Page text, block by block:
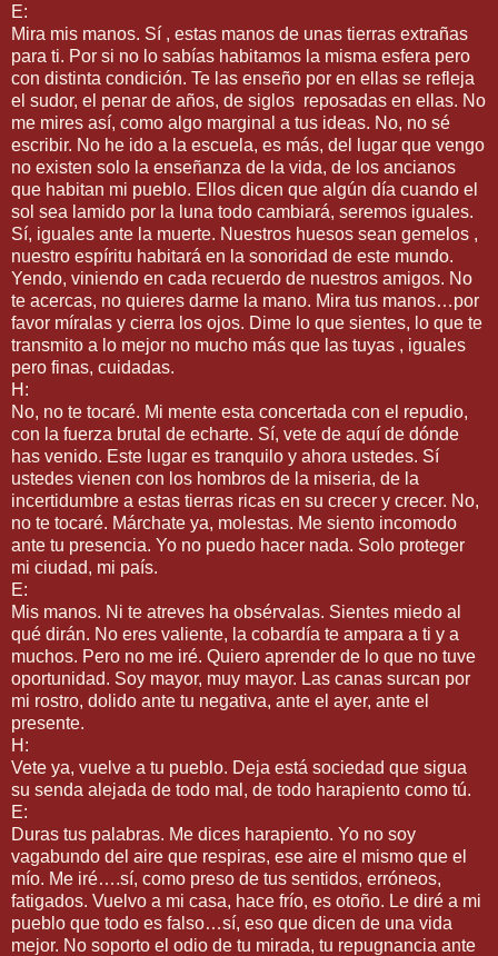
E:
Mira mis manos. Sí , estas manos de unas tierras extrañas
para ti. Por si no lo sabías habitamos la misma esfera pero
con distinta condición. Te las enseño por en ellas se refleja
el sudor, el penar de años, de siglos reposadas en ellas. No
me mires así, como algo marginal a tus ideas. No, no sé
escribir. No he ido a la escuela, es más, del lugar que vengo
no existen solo la enseñanza de la vida, de los ancianos
que habitan mi pueblo. Ellos dicen que algún día cuando el
sol sea lamido por la luna todo cambiará, seremos iguales.
Sí, iguales ante la muerte. Nuestros huesos sean gemelos ,
nuestro espíritu habitará en la sonoridad de este mundo.
Yendo, viniendo en cada recuerdo de nuestros amigos. No
te acercas, no quieres darme la mano. Mira tus manos…por
favor míralas y cierra los ojos. Dime lo que sientes, lo que te
transmito a lo mejor no mucho más que las tuyas , iguales
pero finas, cuidadas.
H:
No, no te tocaré. Mi mente esta concertada con el repudio,
con la fuerza brutal de echarte. Sí, vete de aquí de dónde
has venido. Este lugar es tranquilo y ahora ustedes. Sí
ustedes vienen con los hombros de la miseria, de la
incertidumbre a estas tierras ricas en su crecer y crecer. No,
no te tocaré. Márchate ya, molestas. Me siento incomodo
ante tu presencia. Yo no puedo hacer nada. Solo proteger
mi ciudad, mi país.
E:
Mis manos. Ni te atreves ha obsérvalas. Sientes miedo al
qué dirán. No eres valiente, la cobardía te ampara a ti y a
muchos. Pero no me iré. Quiero aprender de lo que no tuve
oportunidad. Soy mayor, muy mayor. Las canas surcan por
mi rostro, dolido ante tu negativa, ante el ayer, ante el
presente.
H:
Vete ya, vuelve a tu pueblo. Deja está sociedad que sigua
su senda alejada de todo mal, de todo harapiento como tú.
E:
Duras tus palabras. Me dices harapiento. Yo no soy
vagabundo del aire que respiras, ese aire el mismo que el
mío. Me iré….sí, como preso de tus sentidos, erróneos,
fatigados. Vuelvo a mi casa, hace frío, es otoño. Le diré a mi
pueblo que todo es falso…sí, eso que dicen de una vida
mejor. No soporto el odio de tu mirada, tu repugnancia ante